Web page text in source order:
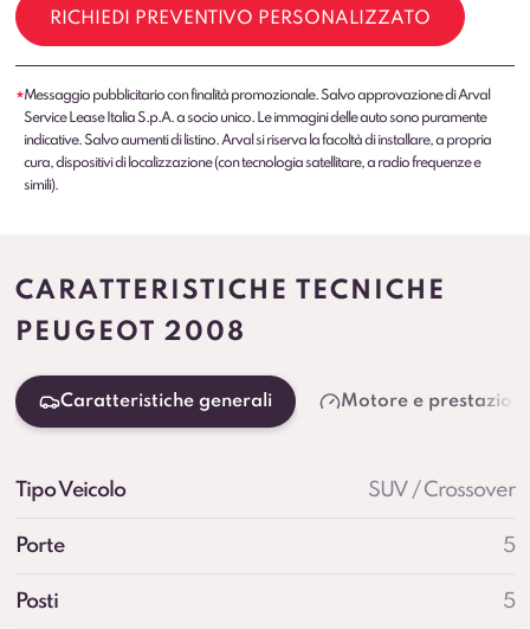
RICHIEDI PREVENTIVO PERSONALIZZATO
*Messaggio pubblicitario con finalità promozionale. Salvo approvazione di Arval
Service Lease Italia S.p.A. a socio unico. Le immagini delle auto sono puramente
indicative. Salvo aumenti di listino. Arval si riserva la facoltà di installare, a propria
cura, dispositivi di localizzazione (con tecnologia satellitare, a radio frequenze e
simili).
CARATTERISTICHE TECNICHE
PEUGEOT 2008
Caratteristiche generali Motore e prestazioni
Tipo Veicolo SUV / Crossover
Porte 5
Posti 5